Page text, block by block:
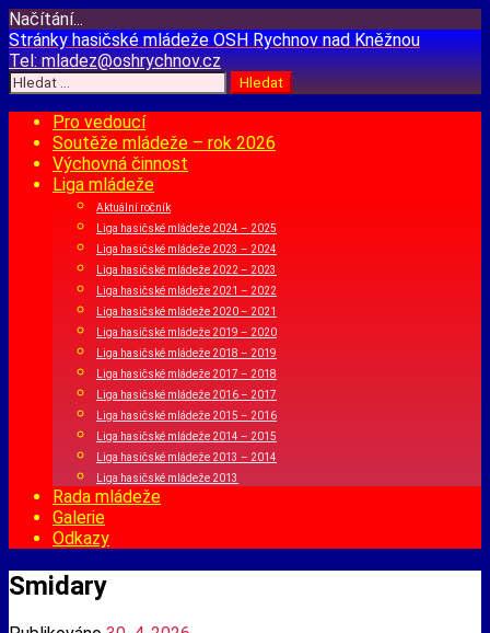
Načítání...
Přejít
k
obsahu
webu
Stránky hasičské mládežeOSH Rychnov nad Kněžnou
Tel:mladez@oshrychnov.cz
Vyhledávání
Pro vedoucí
Soutěže mládeže – rok 2026
Výchovná činnost
Liga mládeže
Aktuální ročník
Liga hasičské mládeže 2024 – 2025
Liga hasičské mládeže 2023 – 2024
Liga hasičské mládeže 2022 – 2023
Liga hasičské mládeže 2021 – 2022
Liga hasičské mládeže 2020 – 2021
Liga hasičské mládeže 2019 – 2020
Liga hasičské mládeže 2018 – 2019
Liga hasičské mládeže 2017 – 2018
Liga hasičské mládeže 2016 – 2017
Liga hasičské mládeže 2015 – 2016
Liga hasičské mládeže 2014 – 2015
Liga hasičské mládeže 2013 – 2014
Liga hasičské mládeže 2013
Rada mládeže
Galerie
Odkazy
Smidary